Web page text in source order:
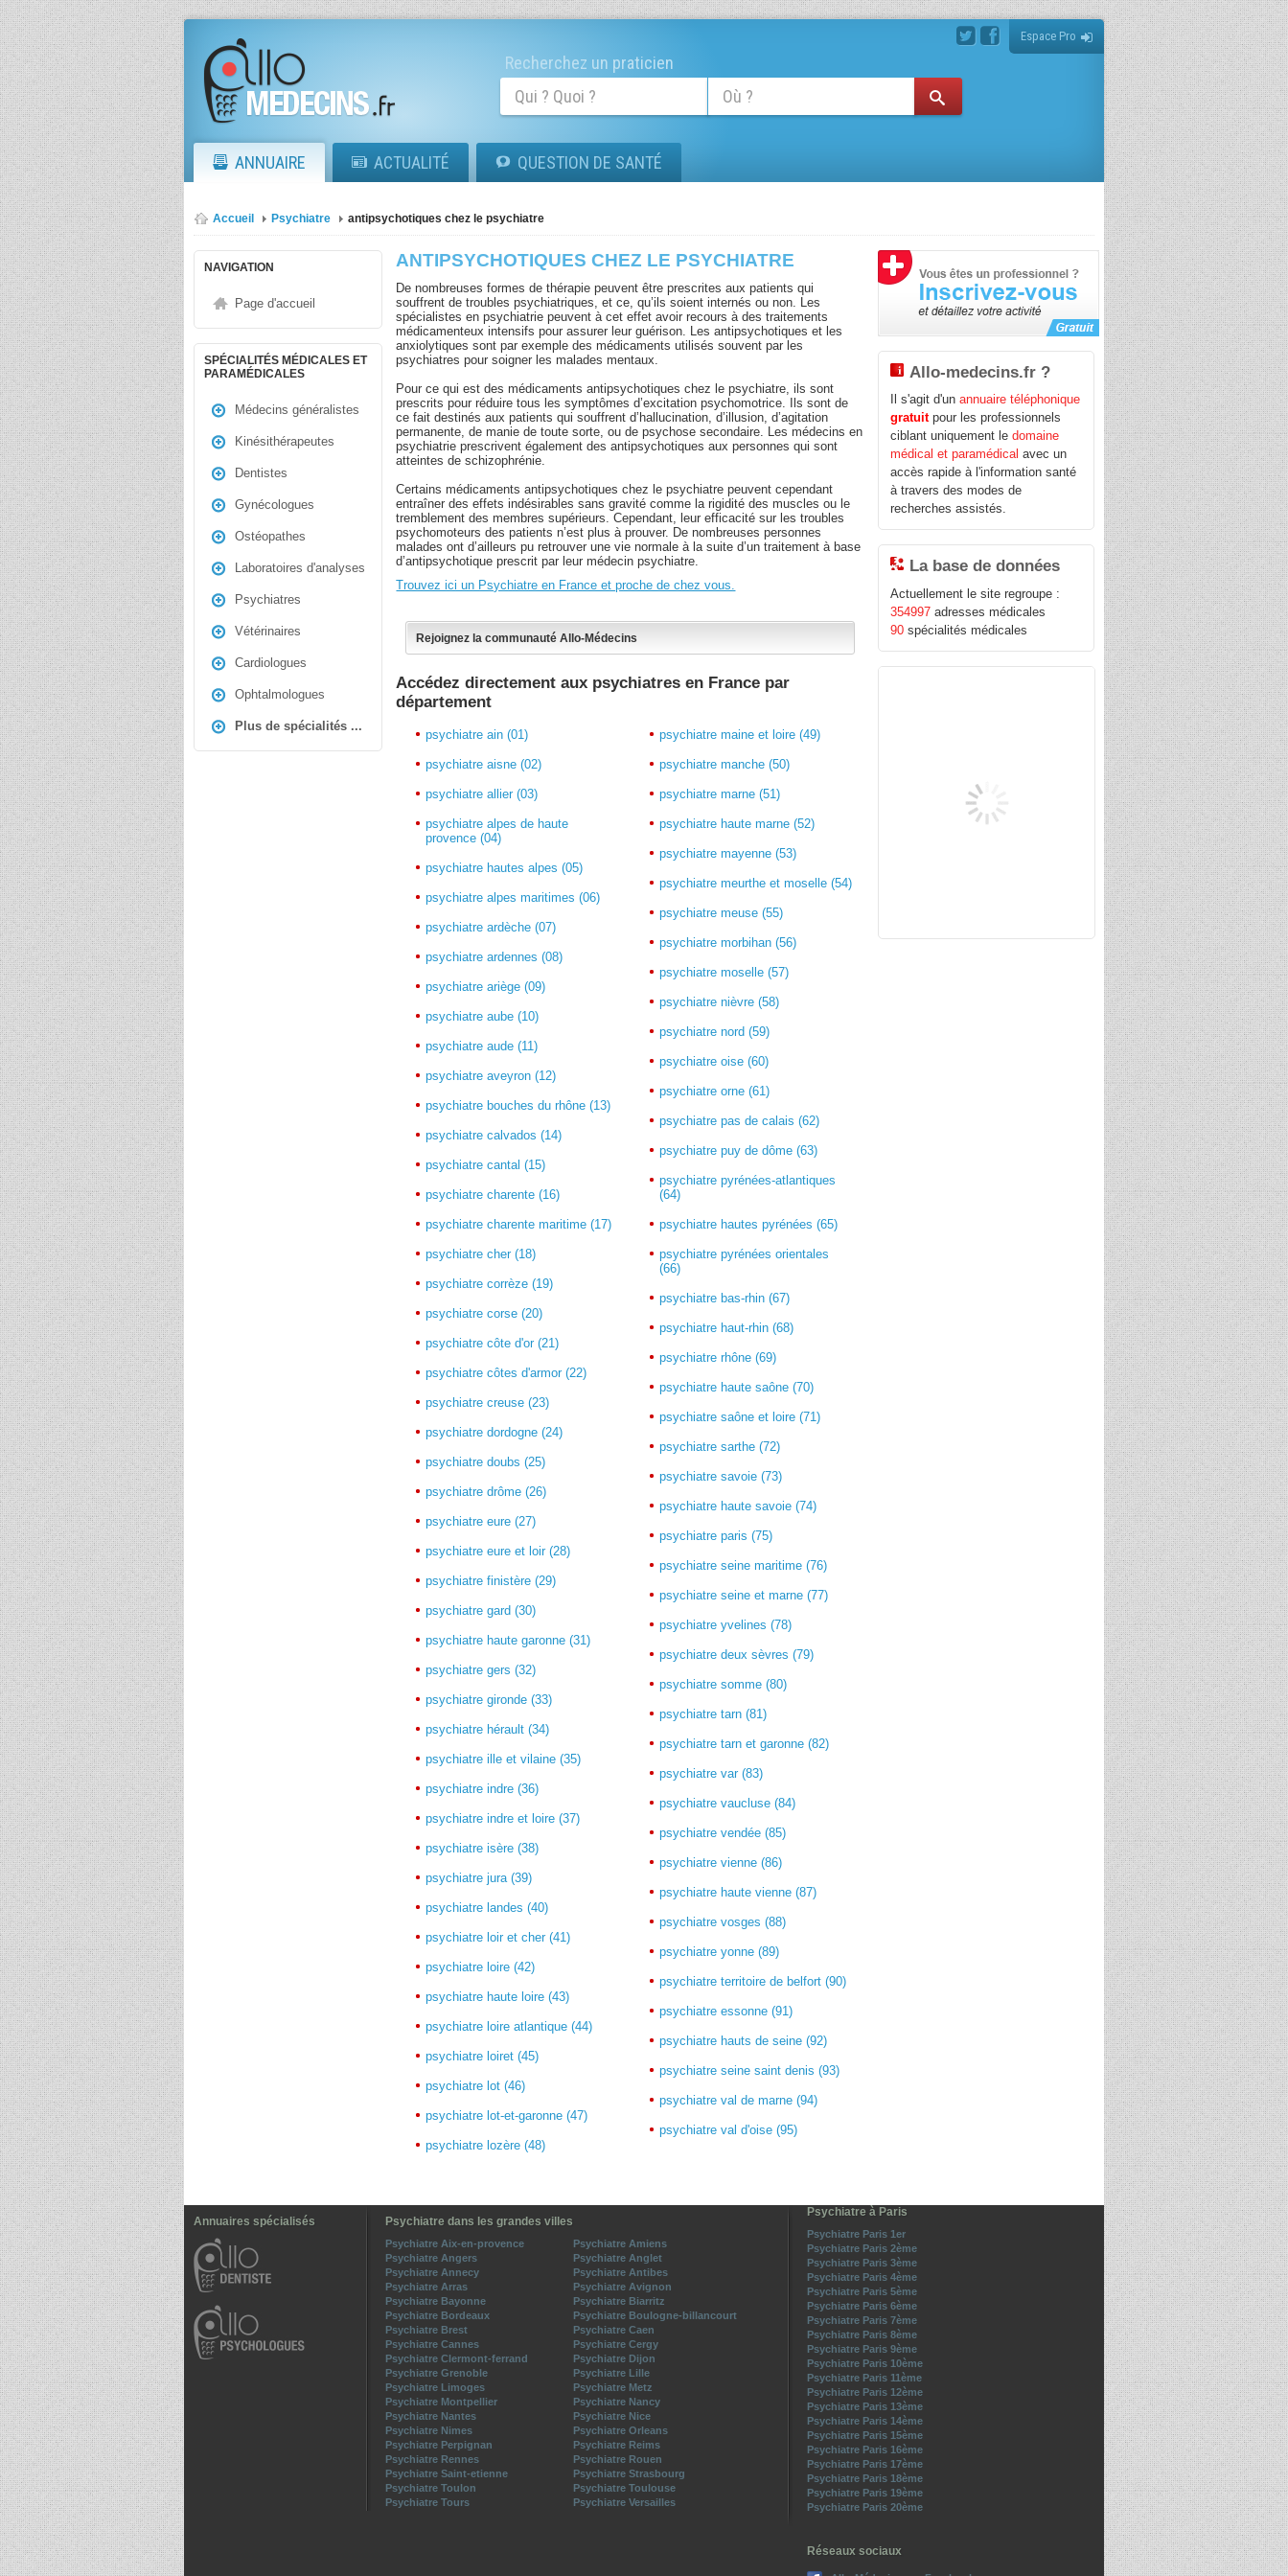
Espace Pro
Recherchez un praticien
ANNUAIRE ACTUALITÉ QUESTION DE SANTÉ
Accueil Psychiatre antipsychotiques chez le psychiatre
NAVIGATION
Page d'accueil
SPÉCIALITÉS MÉDICALES ET
PARAMÉDICALES
Médecins généralistes
Kinésithérapeutes
Dentistes
Gynécologues
Ostéopathes
Laboratoires d'analyses
Psychiatres
Vétérinaires
Cardiologues
Ophtalmologues
Plus de spécialités ...
ANTIPSYCHOTIQUES CHEZ LE PSYCHIATRE
De nombreuses formes de thérapie peuvent être prescrites aux patients qui
souffrent de troubles psychiatriques, et ce, qu’ils soient internés ou non. Les
spécialistes en psychiatrie peuvent à cet effet avoir recours à des traitements
médicamenteux intensifs pour assurer leur guérison. Les antipsychotiques et les
anxiolytiques sont par exemple des médicaments utilisés souvent par les
psychiatres pour soigner les malades mentaux.
Pour ce qui est des médicaments antipsychotiques chez le psychiatre, ils sont
prescrits pour réduire tous les symptômes d’excitation psychomotrice. Ils sont de
ce fait destinés aux patients qui souffrent d’hallucination, d’illusion, d’agitation
permanente, de manie de toute sorte, ou de psychose secondaire. Les médecins en
psychiatrie prescrivent également des antipsychotiques aux personnes qui sont
atteintes de schizophrénie.
Certains médicaments antipsychotiques chez le psychiatre peuvent cependant
entraîner des effets indésirables sans gravité comme la rigidité des muscles ou le
tremblement des membres supérieurs. Cependant, leur efficacité sur les troubles
psychomoteurs des patients n’est plus à prouver. De nombreuses personnes
malades ont d’ailleurs pu retrouver une vie normale à la suite d’un traitement à base
d’antipsychotique prescrit par leur médecin psychiatre.
Trouvez ici un Psychiatre en France et proche de chez vous.
Rejoignez la communauté Allo-Médecins
Accédez directement aux psychiatres en France par
département
psychiatre ain (01)
psychiatre aisne (02)
psychiatre allier (03)
psychiatre alpes de haute
provence (04)
psychiatre hautes alpes (05)
psychiatre alpes maritimes (06)
psychiatre ardèche (07)
psychiatre ardennes (08)
psychiatre ariège (09)
psychiatre aube (10)
psychiatre aude (11)
psychiatre aveyron (12)
psychiatre bouches du rhône (13)
psychiatre calvados (14)
psychiatre cantal (15)
psychiatre charente (16)
psychiatre charente maritime (17)
psychiatre cher (18)
psychiatre corrèze (19)
psychiatre corse (20)
psychiatre côte d'or (21)
psychiatre côtes d'armor (22)
psychiatre creuse (23)
psychiatre dordogne (24)
psychiatre doubs (25)
psychiatre drôme (26)
psychiatre eure (27)
psychiatre eure et loir (28)
psychiatre finistère (29)
psychiatre gard (30)
psychiatre haute garonne (31)
psychiatre gers (32)
psychiatre gironde (33)
psychiatre hérault (34)
psychiatre ille et vilaine (35)
psychiatre indre (36)
psychiatre indre et loire (37)
psychiatre isère (38)
psychiatre jura (39)
psychiatre landes (40)
psychiatre loir et cher (41)
psychiatre loire (42)
psychiatre haute loire (43)
psychiatre loire atlantique (44)
psychiatre loiret (45)
psychiatre lot (46)
psychiatre lot-et-garonne (47)
psychiatre lozère (48)
psychiatre maine et loire (49)
psychiatre manche (50)
psychiatre marne (51)
psychiatre haute marne (52)
psychiatre mayenne (53)
psychiatre meurthe et moselle (54)
psychiatre meuse (55)
psychiatre morbihan (56)
psychiatre moselle (57)
psychiatre nièvre (58)
psychiatre nord (59)
psychiatre oise (60)
psychiatre orne (61)
psychiatre pas de calais (62)
psychiatre puy de dôme (63)
psychiatre pyrénées-atlantiques
(64)
psychiatre hautes pyrénées (65)
psychiatre pyrénées orientales
(66)
psychiatre bas-rhin (67)
psychiatre haut-rhin (68)
psychiatre rhône (69)
psychiatre haute saône (70)
psychiatre saône et loire (71)
psychiatre sarthe (72)
psychiatre savoie (73)
psychiatre haute savoie (74)
psychiatre paris (75)
psychiatre seine maritime (76)
psychiatre seine et marne (77)
psychiatre yvelines (78)
psychiatre deux sèvres (79)
psychiatre somme (80)
psychiatre tarn (81)
psychiatre tarn et garonne (82)
psychiatre var (83)
psychiatre vaucluse (84)
psychiatre vendée (85)
psychiatre vienne (86)
psychiatre haute vienne (87)
psychiatre vosges (88)
psychiatre yonne (89)
psychiatre territoire de belfort (90)
psychiatre essonne (91)
psychiatre hauts de seine (92)
psychiatre seine saint denis (93)
psychiatre val de marne (94)
psychiatre val d'oise (95)
Allo-medecins.fr ?
Il s'agit d'unannuaire téléphonique
gratuitpour les professionnels
ciblant uniquement ledomaine
médical et paramédical avec un
accès rapide à l'information santé
à travers des modes de
recherches assistés.
La base de données
Actuellement le site regroupe :
354997 adresses médicales
90 spécialités médicales
Annuaires spécialisés Psychiatre dans les grandes villes
Psychiatre Aix-en-provence
Psychiatre Amiens
Psychiatre Angers
Psychiatre Anglet
Psychiatre Annecy
Psychiatre Antibes
Psychiatre Arras
Psychiatre Avignon
Psychiatre Bayonne
Psychiatre Biarritz
Psychiatre Bordeaux
Psychiatre Boulogne-billancourt
Psychiatre Brest
Psychiatre Caen
Psychiatre Cannes
Psychiatre Cergy
Psychiatre Clermont-ferrand
Psychiatre Dijon
Psychiatre Grenoble
Psychiatre Lille
Psychiatre Limoges
Psychiatre Metz
Psychiatre Montpellier
Psychiatre Nancy
Psychiatre Nantes
Psychiatre Nice
Psychiatre Nimes
Psychiatre Orleans
Psychiatre Perpignan
Psychiatre Reims
Psychiatre Rennes
Psychiatre Rouen
Psychiatre Saint-etienne
Psychiatre Strasbourg
Psychiatre Toulon
Psychiatre Toulouse
Psychiatre Tours
Psychiatre Versailles
Psychiatre à Paris
Psychiatre Paris 1er
Psychiatre Paris 2ème
Psychiatre Paris 3ème
Psychiatre Paris 4ème
Psychiatre Paris 5ème
Psychiatre Paris 6ème
Psychiatre Paris 7ème
Psychiatre Paris 8ème
Psychiatre Paris 9ème
Psychiatre Paris 10ème
Psychiatre Paris 11ème
Psychiatre Paris 12ème
Psychiatre Paris 13ème
Psychiatre Paris 14ème
Psychiatre Paris 15ème
Psychiatre Paris 16ème
Psychiatre Paris 17ème
Psychiatre Paris 18ème
Psychiatre Paris 19ème
Psychiatre Paris 20ème
Réseaux sociaux